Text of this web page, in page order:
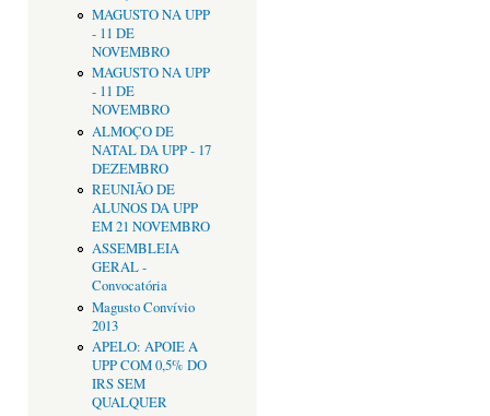
MAGUSTO NA UPP
- 11 DE
NOVEMBRO
MAGUSTO NA UPP
- 11 DE
NOVEMBRO
ALMOÇO DE
NATAL DA UPP - 17
DEZEMBRO
REUNIÃO DE
ALUNOS DA UPP
EM 21 NOVEMBRO
ASSEMBLEIA
GERAL -
Convocatória
Magusto Convívio
2013
APELO: APOIE A
UPP COM 0,5% DO
IRS SEM
QUALQUER